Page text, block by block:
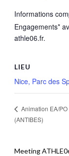
Informations
Engagements*
athle06.fr.
LIEU
Nice, Parc des
Animation EA/
(ANTIBES)
Meeting